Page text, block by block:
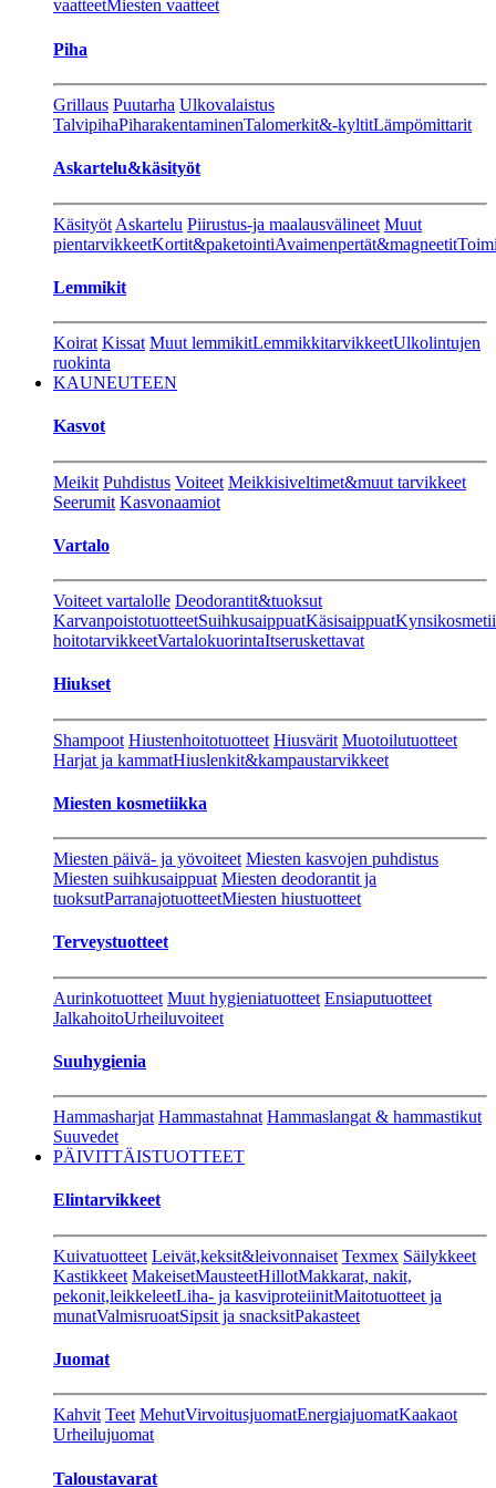
vaatteetMiesten vaatteet
Piha
Grillaus Puutarha Ulkovalaistus
TalvipihaPiharakentaminenTalomerkit&-kyltitLämpömittarit
Askartelu&käsityöt
Käsityöt Askartelu Piirustus-ja maalausvälineet Muut
pientarvikkeetKortit&paketointiAvaimenpertät&magneetit
Lemmikit
Koirat Kissat Muut lemmikitLemmikkitarvikkeetUlkolintujen
ruokinta
KAUNEUTEEN
Kasvot
Meikit Puhdistus Voiteet Meikkisiveltimet&muut tarvikkeet
Seerumit Kasvonaamiot
Vartalo
Voiteet vartalolle Deodorantit&tuoksut
KarvanpoistotuotteetSuihkusaippuatKäsisaippuat
hoitotarvikkeetVartalokuorintaItseruskettavat
Hiukset
Shampoot Hiustenhoitotuotteet Hiusvärit Muotoilutuotteet
Harjat ja kammatHiuslenkit&kampaustarvikkeet
Miesten kosmetiikka
Miesten päivä- ja yövoiteet Miesten kasvojen puhdistus
Miesten suihkusaippuat Miesten deodorantit ja
tuoksutParranajotuotteetMiesten hiustuotteet
Terveystuotteet
Aurinkotuotteet Muut hygieniatuotteet Ensiaputuotteet
JalkahoitoUrheiluvoiteet
Suuhygienia
Hammasharjat Hammastahnat Hammaslangat & hammastikut
Suuvedet
PÄIVITTÄISTUOTTEET
Elintarvikkeet
Kuivatuotteet Leivät,keksit&leivonnaiset Texmex Säilykkeet
Kastikkeet MakeisetMausteetHillotMakkarat, nakit,
pekonit,leikkeleetLiha- ja kasviproteiinitMaitotuotteet ja
munatValmisruoatSipsit ja snacksitPakasteet
Juomat
Kahvit Teet MehutVirvoitusjuomatEnergiajuomatKaakaot
Urheilujuomat
Taloustavarat